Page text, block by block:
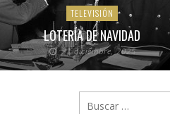
TELEVISIÓN
LOTERÍA DE NAVIDAD
21 diciembre, 2025